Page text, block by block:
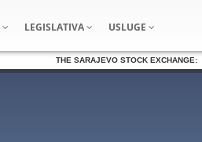
LEGISLATIVA USLUGE
THE SARAJEVO STOCK EXCHANGE: